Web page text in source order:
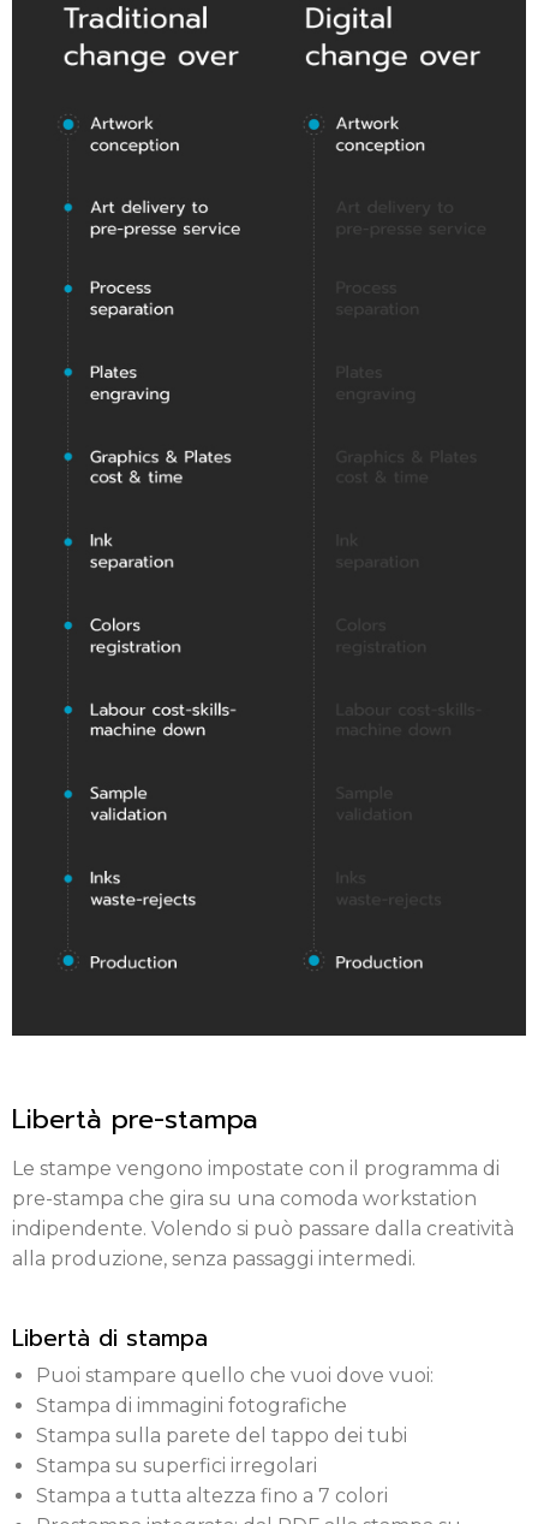
Libertà pre-stampa
Le stampe vengono impostate con il programma di
pre-stampa che gira su una comoda workstation
indipendente. Volendo si può passare dalla creatività
alla produzione, senza passaggi intermedi.
Libertà di stampa
Puoi stampare quello che vuoi dove vuoi:
Stampa di immagini fotografiche
Stampa sulla parete del tappo dei tubi
Stampa su superfici irregolari
Stampa a tutta altezza fino a 7 colori